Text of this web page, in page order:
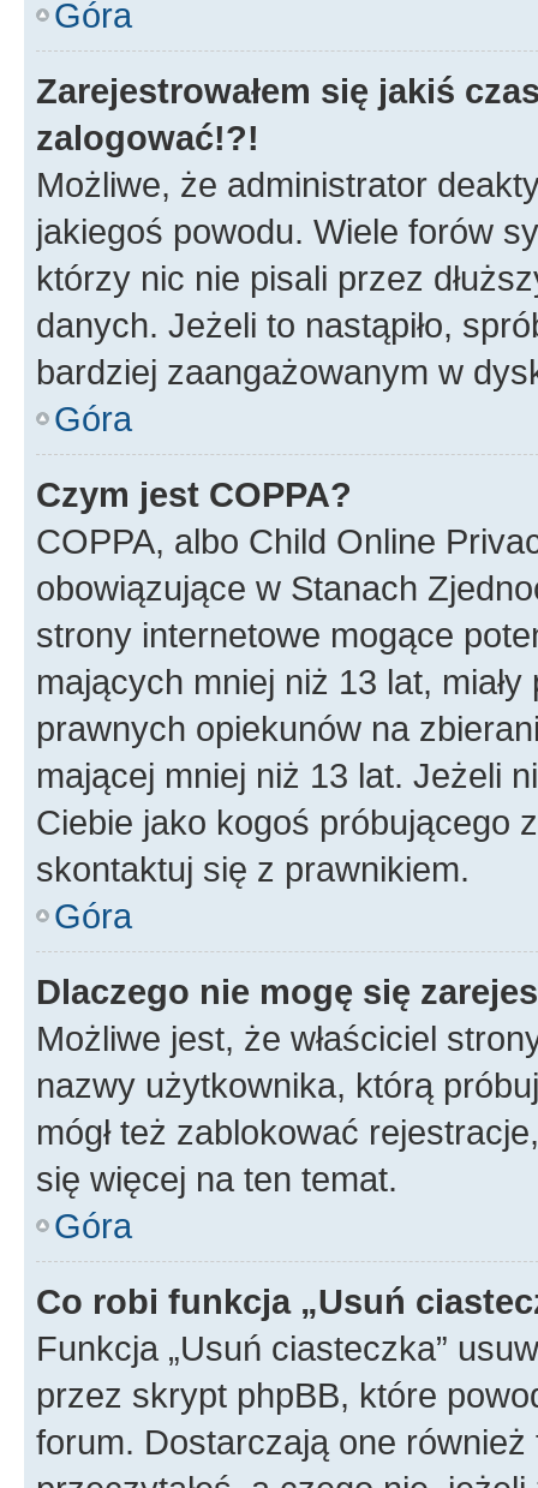
Góra
Zarejestrowałem się jakiś
zalogować!?!
Możliwe, że administrator
jakiegoś powodu. Wiele forów
którzy nic nie pisali przez
danych. Jeżeli to nastąpiło,
bardziej zaangażowanym w
Góra
Czym jest COPPA?
COPPA, albo Child Online
obowiązujące w Stanach
strony internetowe mogące
mających mniej niż 13 lat,
prawnych opiekunów na
mającej mniej niż 13 lat. Jeżeli
Ciebie jako kogoś próbującego
skontaktuj się z prawnikiem.
Góra
Dlaczego nie mogę się
Możliwe jest, że właściciel
nazwy użytkownika, którą
mógł też zablokować
się więcej na ten temat.
Góra
Co robi funkcja „Usuń
Funkcja „Usuń ciasteczka”
przez skrypt phpBB, które
forum. Dostarczają one